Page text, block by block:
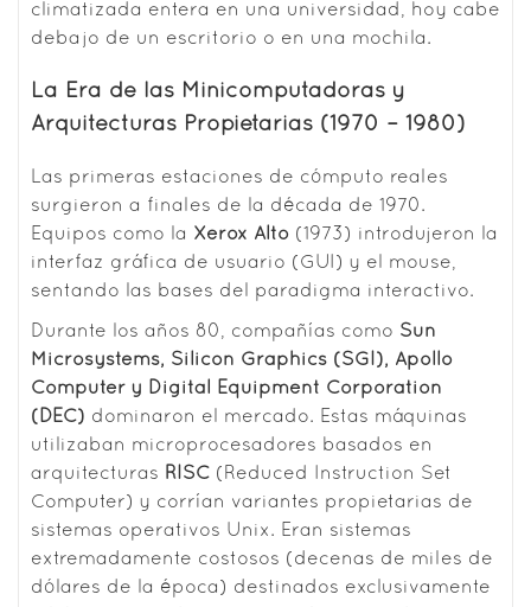
climatizada entera en una universidad, hoy cabe
debajo de un escritorio o en una mochila.
La Era de las Minicomputadoras y
Arquitecturas Propietarias (1970 – 1980)
Las primeras estaciones de cómputo reales
surgieron a finales de la década de 1970.
Equipos como la Xerox Alto (1973) introdujeron la
interfaz gráfica de usuario (GUI) y el mouse,
sentando las bases del paradigma interactivo.
Durante los años 80, compañías como Sun
Microsystems, Silicon Graphics (SGI), Apollo
Computer y Digital Equipment Corporation
(DEC) dominaron el mercado. Estas máquinas
utilizaban microprocesadores basados en
arquitecturas RISC (Reduced Instruction Set
Computer) y corrían variantes propietarias de
sistemas operativos Unix. Eran sistemas
extremadamente costosos (decenas de miles de
dólares de la época) destinados exclusivamente